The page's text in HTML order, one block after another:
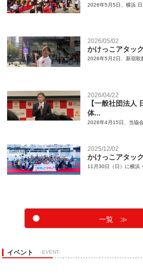
2026年5月5日、横浜 日
2026/05/02
かけっこアタッ
2026年5月2日、新宿歌
2026/04/22
【一般社団法人
体...
2026年4月15日、当協
2025/12/02
かけっこアタッ
11月30日（日）に横浜
一覧 ≫
イベント -EVENT-